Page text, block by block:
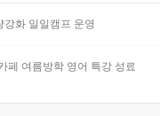
화 일일캠프 운영
페 여름방학 영어 특강 성료